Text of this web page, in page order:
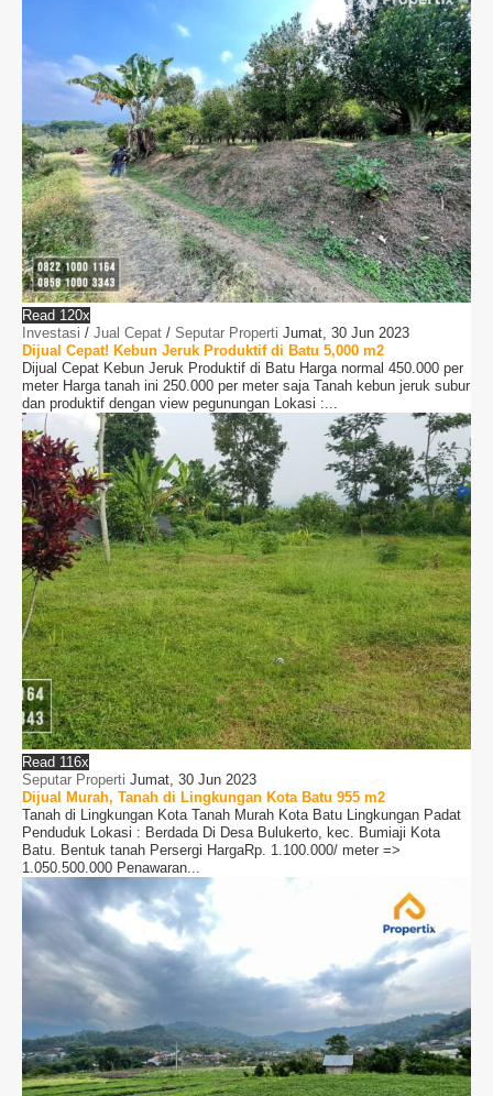
Read 120x
Investasi / Jual Cepat / Seputar Properti Jumat, 30 Jun 2023
Dijual Cepat! Kebun Jeruk Produktif di Batu 5,000 m2
Dijual Cepat Kebun Jeruk Produktif di Batu Harga normal 450.000 per
meter Harga tanah ini 250.000 per meter saja Tanah kebun jeruk subur
dan produktif dengan view pegunungan Lokasi :...
Read 116x
Seputar Properti Jumat, 30 Jun 2023
Dijual Murah, Tanah di Lingkungan Kota Batu 955 m2
Tanah di Lingkungan Kota Tanah Murah Kota Batu Lingkungan Padat
Penduduk Lokasi : Berdada Di Desa Bulukerto, kec. Bumiaji Kota
Batu. Bentuk tanah Persergi HargaRp. 1.100.000/ meter =>
1.050.500.000 Penawaran...